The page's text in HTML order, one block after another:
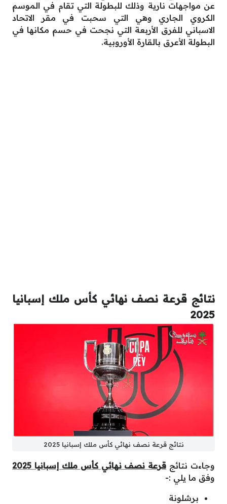
عن مواجهات نارية وذلك للبطولة التي تقام في الموسم
الكروي الجاري وهي التي سحبت في مقر الاتحاد
الاسباني للفرق الأربعة التي نجحت في حسم مكانها في
البطولة الأعرق بالقارة الأوروبية.
نتائج قرعة نصف نهائي كأس ملك إسبانيا
2025
نتائج قرعة نصف نهائي كأس ملك إسبانيا 2025
وجاءت نتائج قرعة نصف نهائي كأس ملك إسبانيا 2025
وفق ما يلي :-
برشلونة